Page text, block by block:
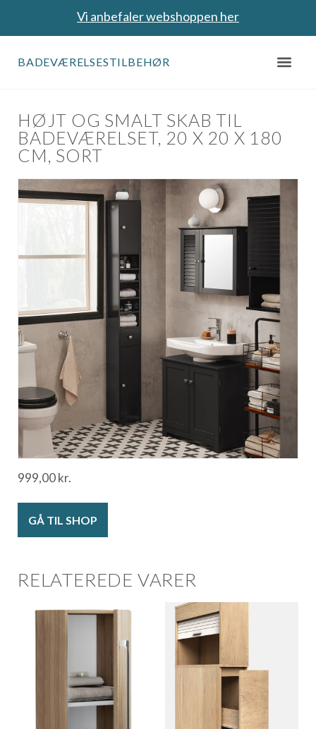
Vi anbefaler webshoppen her
BADEVÆRELSESTILBEHØR
HØJT OG SMALT SKAB TIL
BADEVÆRELSET, 20 X 20 X 180
CM, SORT
999,00kr.
GÅ TIL SHOP
RELATEREDE VARER